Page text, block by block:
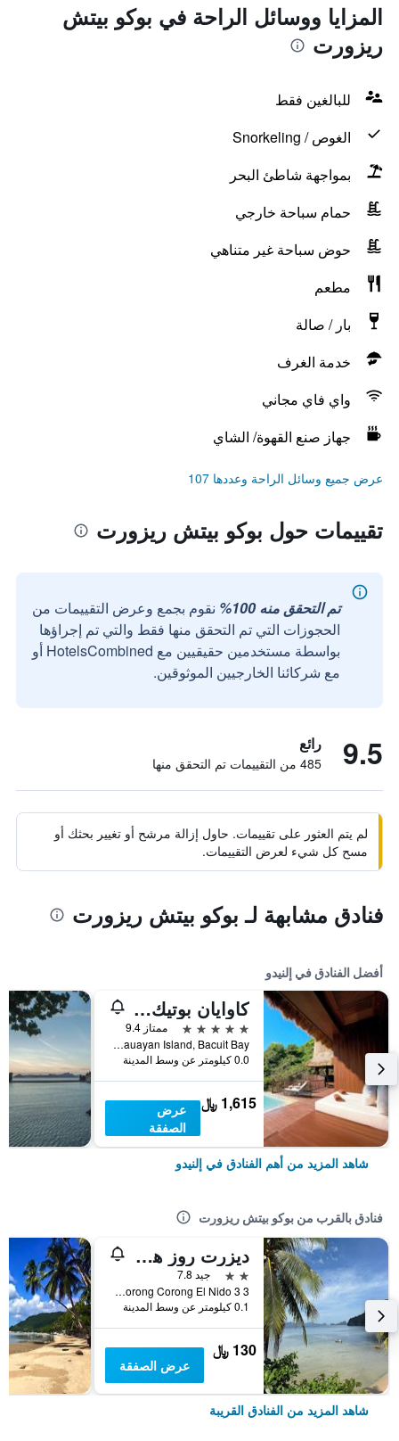
المزايا ووسائل الراحة في بوكو بيتش
ريزورت
للبالغين فقط
الغوص / Snorkeling
بمواجهة شاطئ البحر
حمام سباحة خارجي
حوض سباحة غير متناهي
مطعم
بار / صالة
خدمة الغرف
واي فاي مجاني
جهاز صنع القهوة/ الشاي
عرض جميع وسائل الراحة وعددها 107
تقييمات حول بوكو بيتش ريزورت
تم التحقق منه 100%
نقوم بجمع وعرض التقييمات من
الحجوزات التي تم التحقق منها فقط والتي تم إجراؤها
بواسطة مستخدمين حقيقيين مع HotelsCombined أو
مع شركائنا الخارجيين الموثوقين.
9.5 رائع
485 من التقييمات تم التحقق منها
لم يتم العثور على تقييمات. حاول إزالة مرشح أو تغيير بحثك أو
مسح كل شيء لعرض التقييمات.
فنادق مشابهة لـ بوكو بيتش ريزورت
أفضل الفنادق في إلنيدو
كاوايان بوتيك برايفت أيلاند
5 نجوم
ممتاز 9.4
Cauayan Island, Bacuit Bay, إلنيدو, الفلبين
0.0 كيلومتر عن وسط المدينة
1,615 ﷼
عرض
الصفقة
شاهد المزيد من أهم الفنادق في إلنيدو
فنادق بالقرب من بوكو بيتش ريزورت
ديزرت روز هوتل
2 نجمتين
جيد 7.8
Sitio Lugadia Corong Corong El Nido 3 3, إلنيدو, الفلبين
0.1 كيلومتر عن وسط المدينة
130 ﷼
عرض الصفقة
شاهد المزيد من الفنادق القريبة